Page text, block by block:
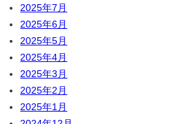
2025年7月
2025年6月
2025年5月
2025年4月
2025年3月
2025年2月
2025年1月